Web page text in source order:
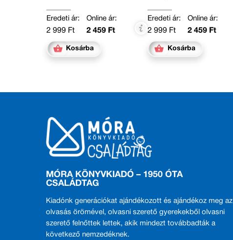
Eredeti ár:
2 999 Ft
Online ár:
2 459 Ft
Kosárba
Eredeti ár:
2 999 Ft
Online ár:
2 459 Ft
Kosárba
MÓRA KÖNYVKIADÓ – 1950 ÓTA
CSALÁDTAG
Kiadónk generációkat ajándékozott és ajándékoz meg az
olvasás örömével, olvasni szerető gyerekekből olvasni
szerető felnőttek lettek, akik mindezt továbbadták a
következő nemzedéknek.